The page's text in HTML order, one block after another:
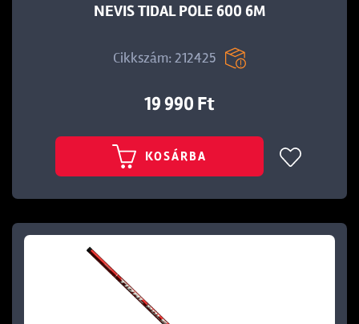
NEVIS TIDAL POLE 600 6M
Cikkszám: 212425
19 990 Ft
KOSÁRBA